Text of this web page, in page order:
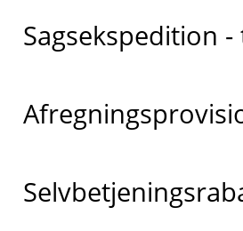
Sagsekspedition